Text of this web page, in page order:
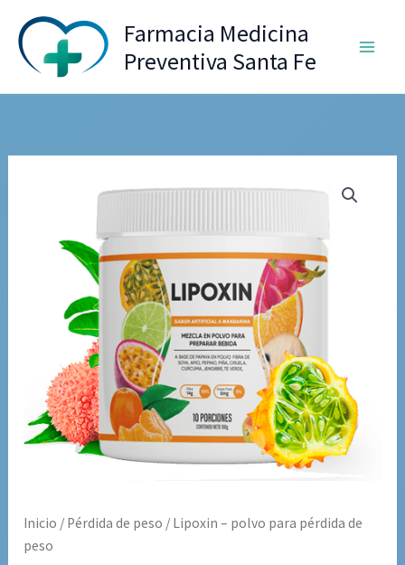
contenido
Farmacia Medicina
Preventiva Santa Fe
Inicio / Pérdida de peso / Lipoxin – polvo para pérdida de
peso